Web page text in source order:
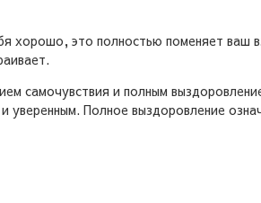
хорошо, это полностью поменяет ваш
самочувствия и полным
уверенным. Полное выздоровление